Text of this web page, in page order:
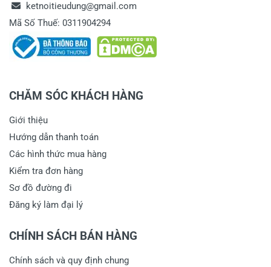
ketnoitieudung@gmail.com
Mã Số Thuế: 0311904294
CHĂM SÓC KHÁCH HÀNG
Giới thiệu
Hướng dẫn thanh toán
Các hình thức mua hàng
Kiểm tra đơn hàng
Sơ đồ đường đi
Đăng ký làm đại lý
CHÍNH SÁCH BÁN HÀNG
Chính sách và quy định chung